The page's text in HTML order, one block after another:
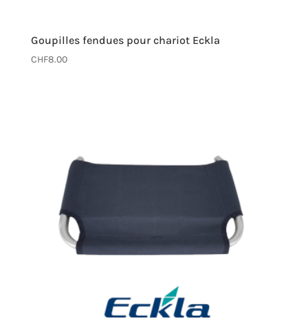
Goupilles fendues pour chariot Eckla
CHF8.00